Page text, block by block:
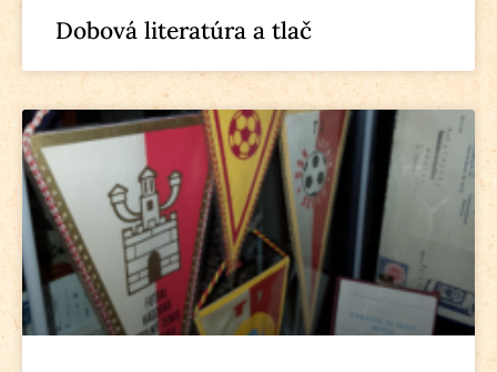
Dobová literatúra a tlač